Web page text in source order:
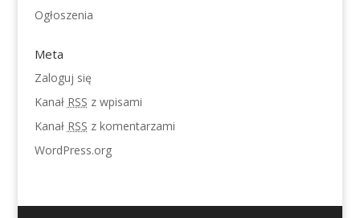
Ogłoszenia
Meta
Zaloguj się
Kanał RSS z wpisami
Kanał RSS z komentarzami
WordPress.org